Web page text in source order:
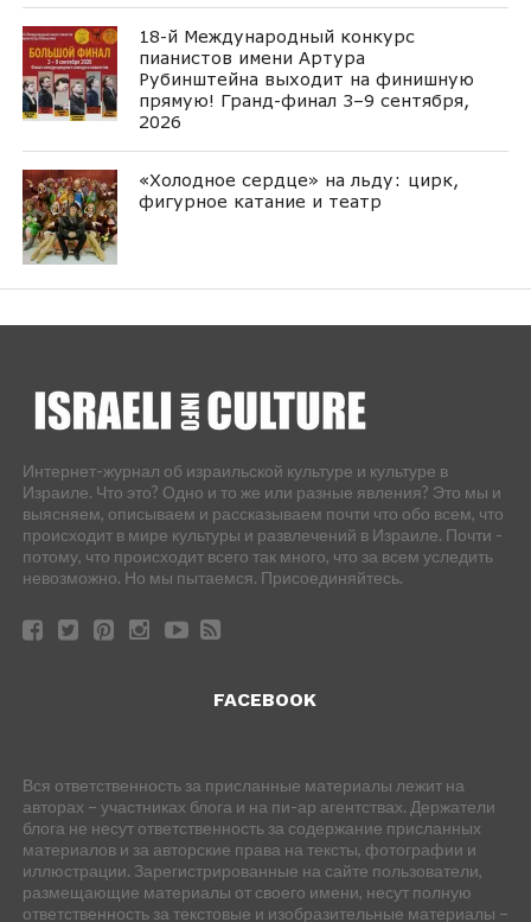
18-й Международный конкурс
пианистов имени Артура
Рубинштейна выходит на финишную
прямую! Гранд-финал 3–9 сентября,
2026
«Холодное сердце» на льду: цирк,
фигурное катание и театр
Интернет-журнал об израильской культуре и культуре в
Израиле. Что это? Одно и то же или разные явления? Это мы и
выясняем, описываем и рассказываем почти что обо всем, что
происходит в мире культуры и развлечений в Израиле. Почти -
потому, что происходит всего так много, что за всем уследить
невозможно. Но мы пытаемся. Присоединяйтесь.
FACEBOOK
Вся ответственность за присланные материалы лежит на
авторах – участниках блога и на пи-ар агентствах. Держатели
блога не несут ответственность за содержание присланных
материалов и за авторские права на тексты, фотографии и
иллюстрации. Зарегистрированные на сайте пользователи,
размещающие материалы от своего имени, несут полную
ответственность за текстовые и изобразительные материалы –